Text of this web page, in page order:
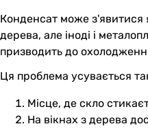
Конденсат може з'явитися
дерева, але іноді і
призводить до
Ця проблема усувається
Місце, де скло
На вікнах з дерева